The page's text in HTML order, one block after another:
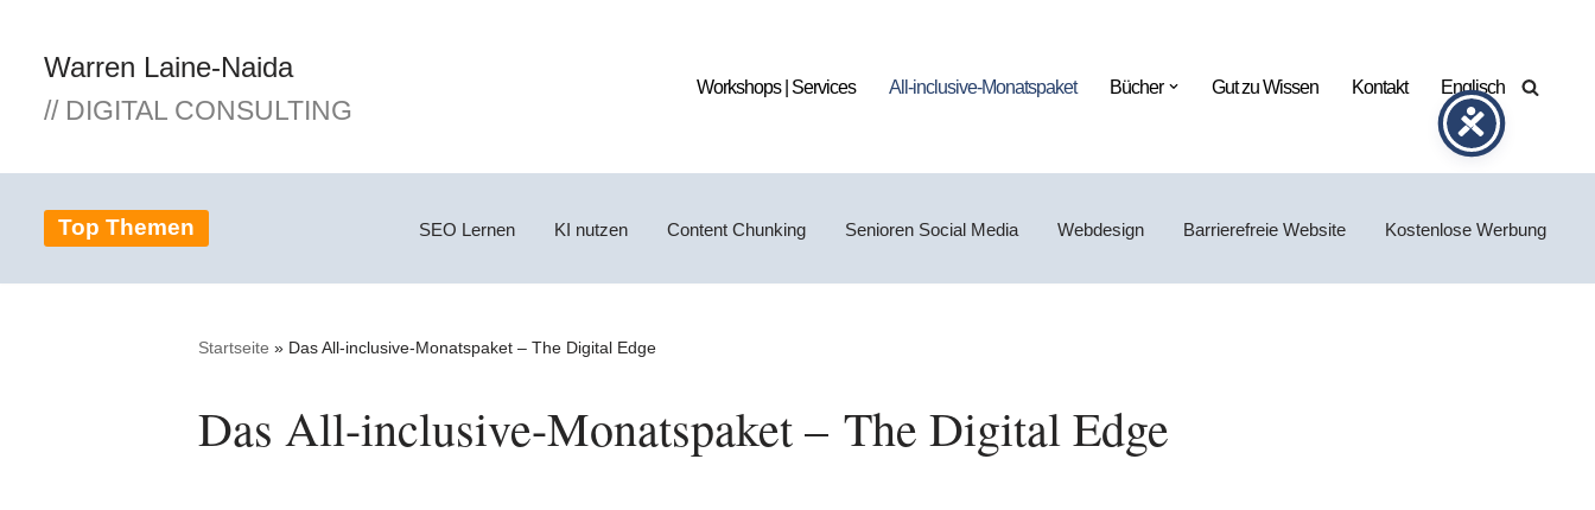
Zum
Inhalt
Warren Laine-Naida
// DIGITAL CONSULTING
Workshops | Services All-inclusive-Monatspaket Bücher Gut zu Wissen Kontakt Englisch
Top Themen SEO Lernen KI nutzen Content Chunking Senioren Social Media Webdesign Barrierefreie Website Kostenlose Werbung
Startseite » Das All-inclusive-Monatspaket – The Digital Edge
Das All-inclusive-Monatspaket – The Digital Edge